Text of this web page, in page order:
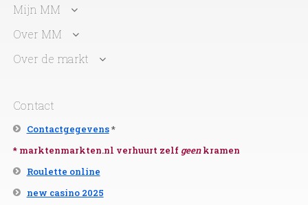
Mijn MM
Over MM
Over de markt
Contact
Contactgegevens*
* marktenmarkten.nl verhuurt zelf geenkramen
Roulette online
new casino 2025